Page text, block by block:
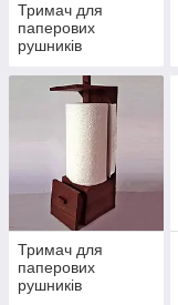
Тримач для
паперових
рушників
Тримач для
паперових
рушників